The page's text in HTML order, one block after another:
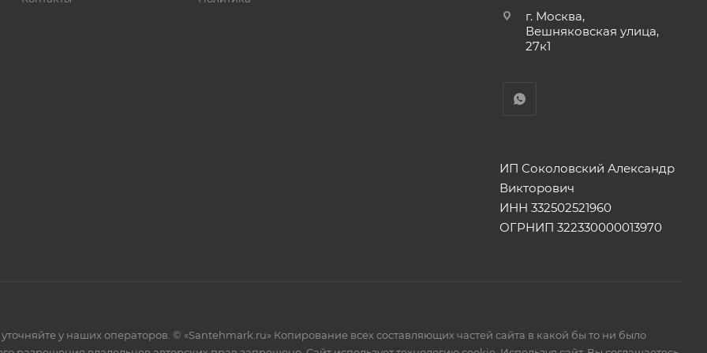
г. Москва,
Вешняковская улица,
27к1
ИП Соколовский Александр
Викторович
ИНН 332502521960
ОГРНИП 322330000013970
у наших операторов. © «Santehmark.ru» Копирование всех составляющих частей сайта в какой бы то ни было